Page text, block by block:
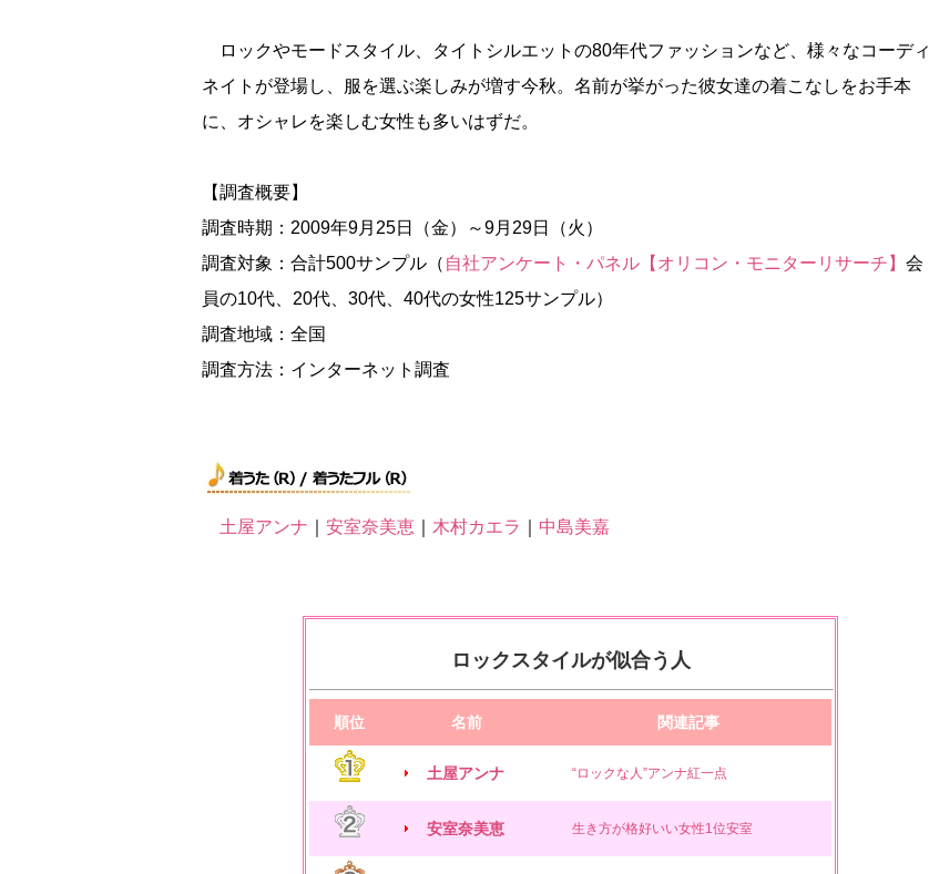
ロックやモードスタイル、タイトシルエットの80年代ファッションなど、様々なコーディ
ネイトが登場し、服を選ぶ楽しみが増す今秋。名前が挙がった彼女達の着こなしをお手本
に、オシャレを楽しむ女性も多いはずだ。
【調査概要】
調査時期：2009年9月25日（金）～9月29日（火）
調査対象：合計500サンプル（ 自社アンケート・パネル【オリコン・モニターリサーチ】 会
員の10代、20代、30代、40代の女性125サンプル）
調査地域：全国
調査方法：インターネット調査
土屋アンナ 安室奈美恵 木村カエラ 中島美嘉
ロックスタイルが似合う人
順位 名前 関連記事
土屋アンナ “ロックな人”アンナ紅一点
安室奈美恵 生き方が格好いい女性1位安室